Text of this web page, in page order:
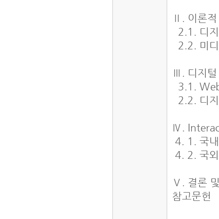
Ⅱ. 이론
2.1. 디
2.2. 미
Ⅲ. 디지털
3.1.
2.2. 디
Ⅳ.
4. 1. 국
4. 2. 국
Ⅴ. 결론
참고문헌